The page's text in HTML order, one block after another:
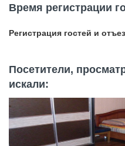
Время регистрации
Регистрация гостей и
Посетители,
искали: